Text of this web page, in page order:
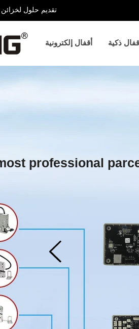
تقديم حلول لخزائن
أقفال إلكترونية ذكية
professional